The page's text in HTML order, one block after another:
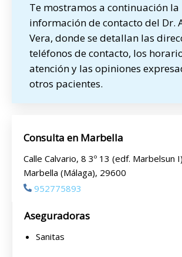
Te mostramos a continuación la
información de contacto del Dr.
Vera, donde se detallan las
teléfonos de contacto, los
atención y las opiniones
otros pacientes.
Consulta en Marbella
Calle Calvario, 8 3º 13 (edf. Marbelsun I)
Marbella (Málaga), 29600
952775893
Aseguradoras
Sanitas